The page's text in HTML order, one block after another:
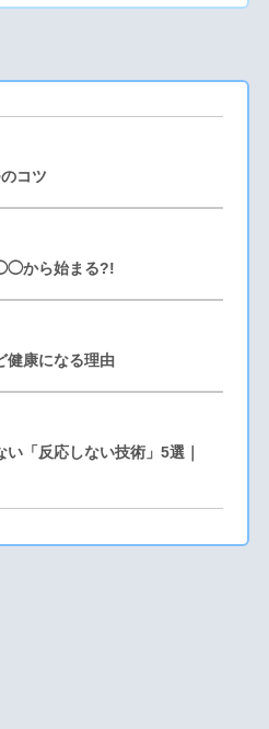
コツ
から始まる?!
健康になる理由
「反応しない技術」5選｜